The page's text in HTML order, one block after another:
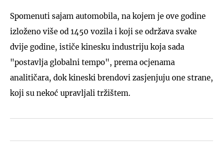
Spomenuti sajam automobila, na kojem je ove godine
izloženo više od 1450 vozila i koji se održava svake
dvije godine, ističe kinesku industriju koja sada
"postavlja globalni tempo", prema ocjenama
analitičara, dok kineski brendovi zasjenjuju one strane,
koji su nekoć upravljali tržištem.